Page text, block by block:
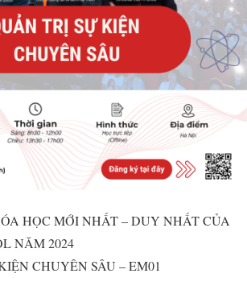
HỌC MỚI NHẤT – DUY NHẤT CỦA
NĂM 2024
CHUYÊN SÂU – EM01